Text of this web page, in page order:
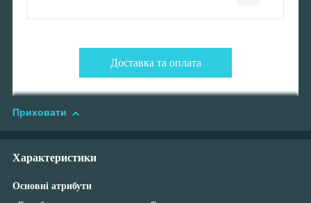
Доставка та оплата
Приховати
Характеристики
Основні атрибути